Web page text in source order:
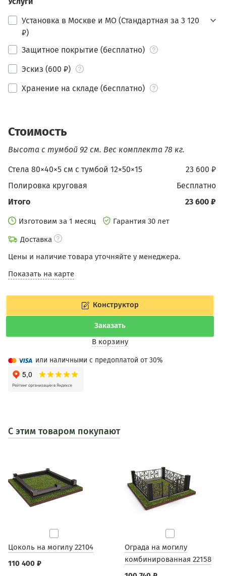
Установка в Москве и МО (Стандартная за 3 120
₽)
Защитное покрытие (бесплатно)
Эскиз (600 ₽)
Хранение на складе (бесплатно)
Стоимость
Высота с тумбой 92 см. Вес комплекта 78 кг.
23 600 ₽
Стела 80×40×5 см c тумбой 12×50×15
бесплатно
Полировка круговая
23 600 ₽
Итого
Изготовим за 1 месяц
Гарантия 30 лет
Доставка
Цены и наличие товара уточняйте у менеджера.
Показать на карте
Конструктор
Заказать
В корзину
или наличными с предоплатой от 30%
С этим товаром покупают
Цоколь на могилу 22104
110 400 ₽
Ограда на могилу
комбинированная 22158